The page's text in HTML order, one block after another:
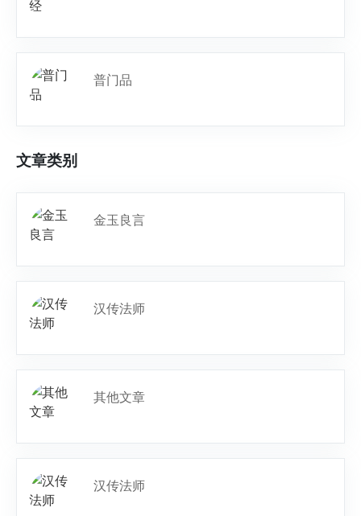
普门品
文章类别
金玉良言
汉传法师
其他文章
汉传法师